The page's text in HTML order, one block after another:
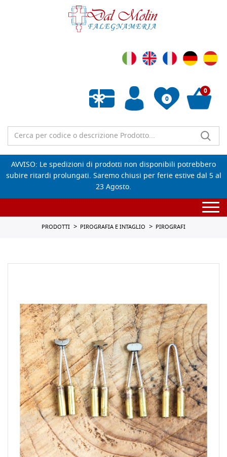
0
Wishlist vuota
0
AVVISO: Le spedizioni di prodotti non disponibili potrebbero
subire ritardi prolungati. Saremo chiusi per ferie estive dal 5 al
23 Agosto.
PRODOTTI PIROGRAFIA E INTAGLIO PIROGRAFI